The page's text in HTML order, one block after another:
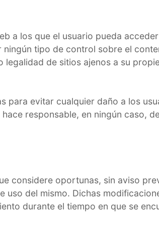
a los que el usuario pueda
tipo de control sobre el
de sitios ajenos a su
para evitar cualquier daño a los
responsable, en ningún caso,
considere oportunas, sin aviso
del mismo. Dichas
durante el tiempo en que se